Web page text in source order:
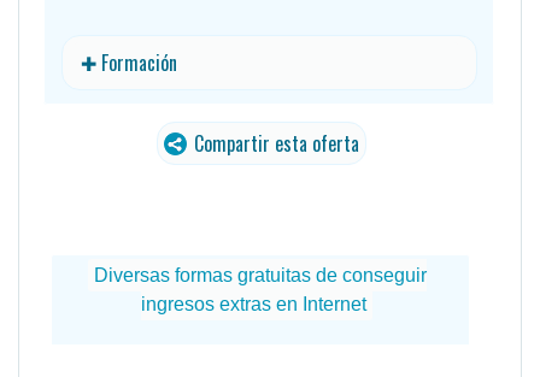
✚ Formación
Compartir esta oferta